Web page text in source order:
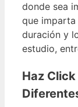
donde sea
que imparta
duración y
estudio,
Haz